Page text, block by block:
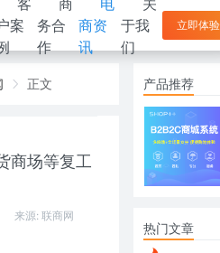
客
案
商
务合
作
电
商资
讯
关
于我
们
立即体验
正文
商场等复工
来源: 联商网
产品推荐
热门文章